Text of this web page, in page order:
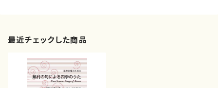
最近チェックした商品